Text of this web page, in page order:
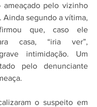
ameaçado pelo vizinho
Ainda segundo a vítima,
que, caso ele
casa, “iria ver”,
intimidação. Um
pelo denunciante
o suspeito em